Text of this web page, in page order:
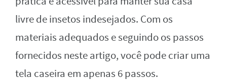
livre de insetos indesejados. Com os
materiais adequados e seguindo os passos
fornecidos neste artigo, você pode criar uma
tela caseira em apenas 6 passos.